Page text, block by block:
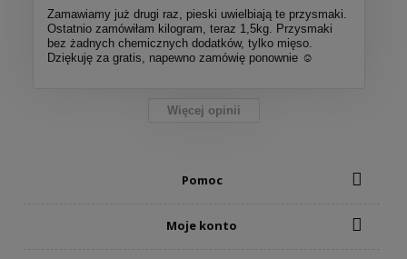
Zamawiamy już drugi raz, pieski uwielbiają te przysmaki.
Ostatnio zamówiłam kilogram, teraz 1,5kg. Przysmaki
bez żadnych chemicznych dodatków, tylko mięso.
Dziękuję za gratis, napewno zamówię ponownie ☺️
Więcej opinii
Pomoc
Moje konto